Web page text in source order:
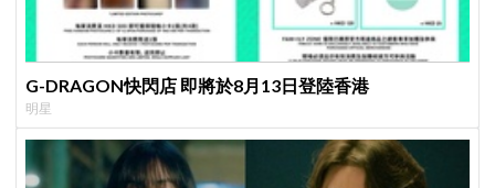
G-DRAGON快閃店 即將於8月13日登陸香港
明星